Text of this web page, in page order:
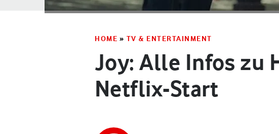
HOME » TV & ENTERTAINMENT
Joy: Alle Infos zu
Netflix-Start